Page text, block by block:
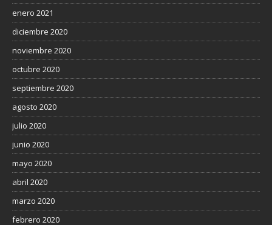
enero 2021
diciembre 2020
noviembre 2020
octubre 2020
septiembre 2020
agosto 2020
julio 2020
junio 2020
mayo 2020
abril 2020
marzo 2020
febrero 2020